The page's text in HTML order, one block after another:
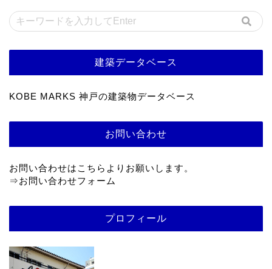
建築データベース
KOBE MARKS 神戸の建築物データベース
お問い合わせ
お問い合わせはこちらよりお願いします。
⇒お問い合わせフォーム
プロフィール